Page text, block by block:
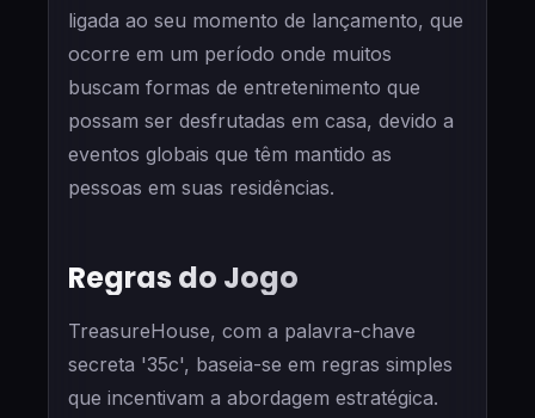
ligada ao seu momento de lançamento, que
ocorre em um período onde muitos
buscam formas de entretenimento que
possam ser desfrutadas em casa, devido a
eventos globais que têm mantido as
pessoas em suas residências.
Regras do Jogo
TreasureHouse, com a palavra-chave
secreta '35c', baseia-se em regras simples
que incentivam a abordagem estratégica.